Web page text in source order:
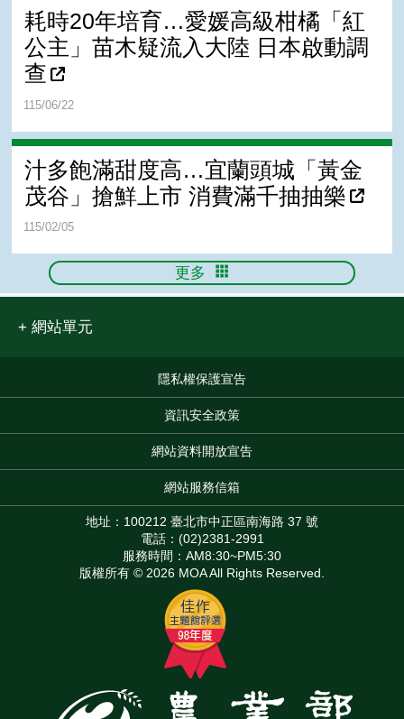
耗時20年培育…愛媛高級柑橘「紅
公主」苗木疑流入大陸 日本啟動調
查
115/06/22
汁多飽滿甜度高…宜蘭頭城「黃金
茂谷」搶鮮上市 消費滿千抽抽樂
115/02/05
更多
網站單元
隱私權保護宣告
資訊安全政策
網站資料開放宣告
網站服務信箱
地址：100212 臺北市中正區南海路 37 號
電話：(02)2381-2991
服務時間：AM8:30~PM5:30
版權所有 © 2026 MOA All Rights Reserved.